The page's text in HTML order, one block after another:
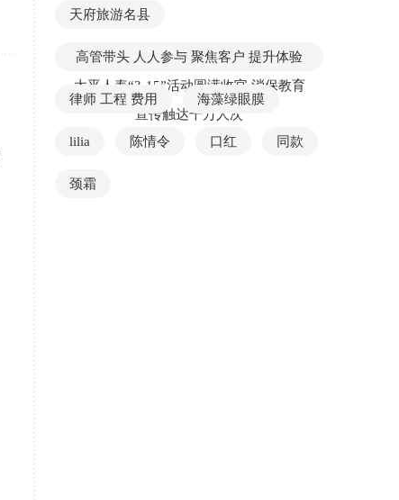
天府旅游名县
高管带头 人人参与 聚焦客户 提升体验
太平人寿“3·15”活动圆满收官 消保教育
宣传触达千万人次
律师 工程 费用 海藻绿眼膜
lilia 陈情令 口红 同款
颈霜